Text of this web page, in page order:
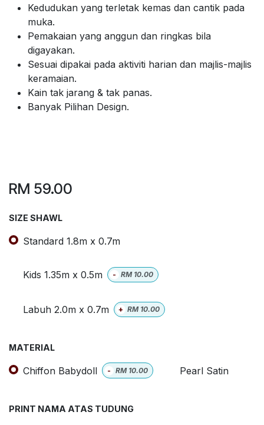
Kedudukan yang terletak kemas dan cantik pada
muka.
Pemakaian yang anggun dan ringkas bila
digayakan.
Sesuai dipakai pada aktiviti harian dan majlis-majlis
keramaian.
Kain tak jarang & tak panas.
Banyak Pilihan Design.
RM 59.00
SIZE SHAWL
Standard 1.8m x 0.7m
Kids 1.35m x 0.5m - RM 10.00
Labuh 2.0m x 0.7m + RM 10.00
MATERIAL
Chiffon Babydoll - RM 10.00 Pearl Satin
PRINT NAMA ATAS TUDUNG